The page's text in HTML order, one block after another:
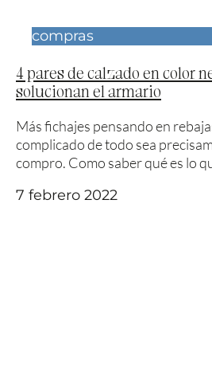
compras
4 pares de calzado en color
solucionan el armario
Más fichajes pensando en
complicado de todo sea
compro. Como saber qué es lo
7 febrero 2022